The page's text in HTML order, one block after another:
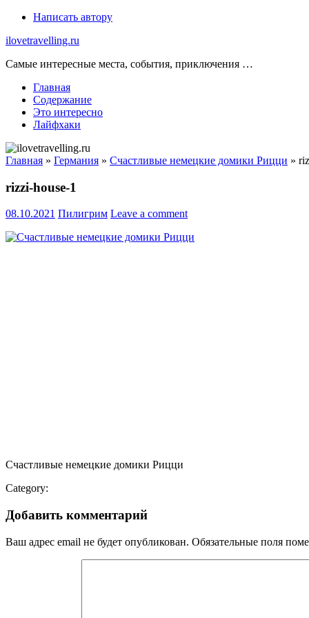
Skip
content
Написать автору
ilovetravelling.ru
Самые интересные места, события, приключения …
Главная
Содержание
Это интересно
Лайфхаки
Главная » Германия » Счастливые немецкие домики Рицци »
rizzi-house-1
08.10.2021 Пилигрим Leave a comment
Счастливые немецкие домики Рицци
Category:
Добавить комментарий
Ваш адрес email не будет опубликован. Обязательные поля